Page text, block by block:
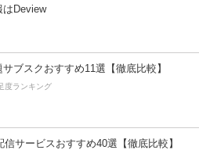
はDeview
ブスクおすすめ11選【徹底比較】
度ランキング
信サービスおすすめ40選【徹底比較】